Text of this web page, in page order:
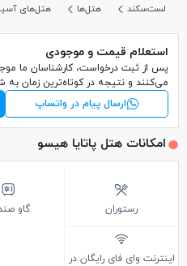
لست‌سکند هتل‌ها هتل‌های آسیا
استعلام قیمت و موجودی
پس از ثبت درخواست، کارشناسان ما
می‌کنند و نتیجه در کوتاه‌ترین زمان به
ارسال پیام در واتساپ
امکانات هتل پاتایا هیسو
رستوران گاو
اینترنت وای فای رایگان در